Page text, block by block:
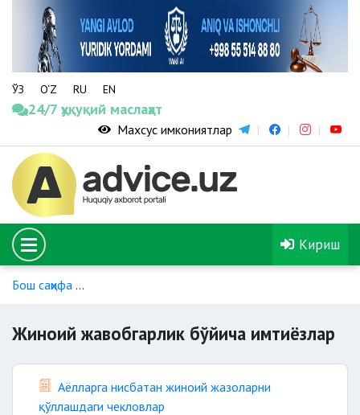
ЎЗ O‘Z RU EN
24/7 ҳуқуқий маслаҳат
Махсус имкониятлар
Кириш
Бош саҳифа
Жиноий жавобгарлик бўйича имтиёзлар
Аёлларга нисбатан жиноий жазоларни
қўллашдаги чекловлар